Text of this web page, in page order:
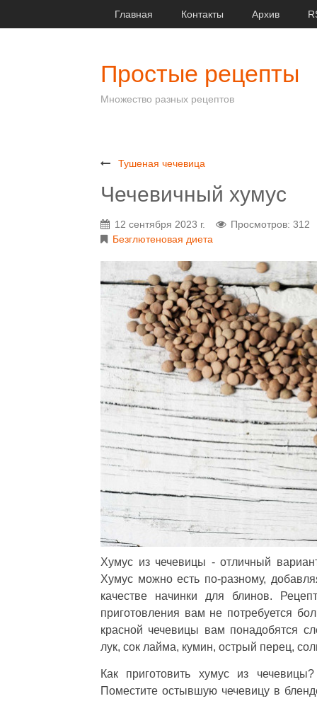
Главная Контакты Архив
Простые рецепты
Множество разных рецептов
Тушеная чечевица
Чечевичный хумус
12 сентября 2023 г. Просмотров: 312
Безглютеновая диета
Хумус из чечевицы - отличный
Хумус можно есть по-разному,
качестве начинки для блинов.
приготовления вам не потребуется
красной чечевицы вам понадобятся
лук, сок лайма, кумин, острый перец,
Как приготовить хумус из
Поместите остывшую чечевицу в